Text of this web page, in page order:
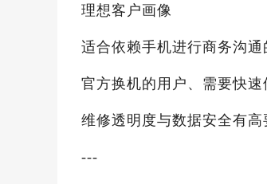
理想客户画像
适合依赖手机进行商务沟
官方换机的用户、需要快
维修透明度与数据安全有高
---